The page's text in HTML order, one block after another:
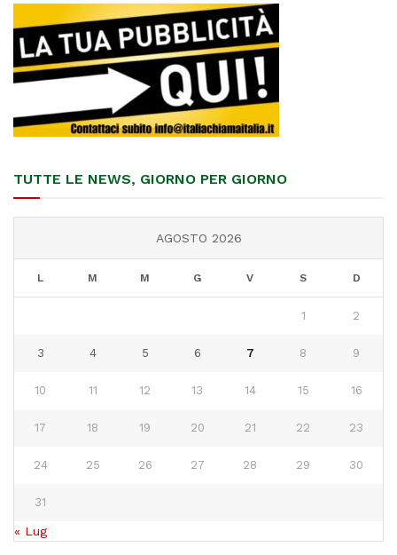
TUTTE LE NEWS, GIORNO PER GIORNO
AGOSTO 2026
L M M G V S D
1 2
3 4 5 6 7 8 9
10 11 12 13 14 15 16
17 18 19 20 21 22 23
24 25 26 27 28 29 30
31
« Lug